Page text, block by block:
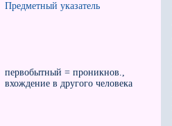
Предметный указатель
первобытный = проникнов.,
вхождение в другого человека